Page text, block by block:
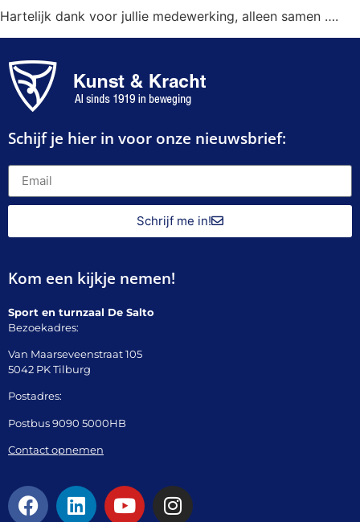
Hartelijk dank voor jullie medewerking, alleen samen ….
Schijf je hier in voor onze nieuwsbrief:
Schrijf me in!
Kom een kijkje nemen!
Sport en turnzaal De Salto
Bezoekadres:
Van Maarseveenstraat 105
5042 PK Tilburg
Postadres:
Postbus 9090 5000HB
Contact opnemen